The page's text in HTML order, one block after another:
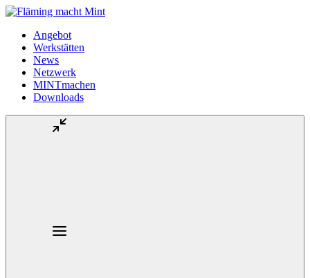
Angebot
Werkstätten
News
Netzwerk
MINTmachen
Downloads